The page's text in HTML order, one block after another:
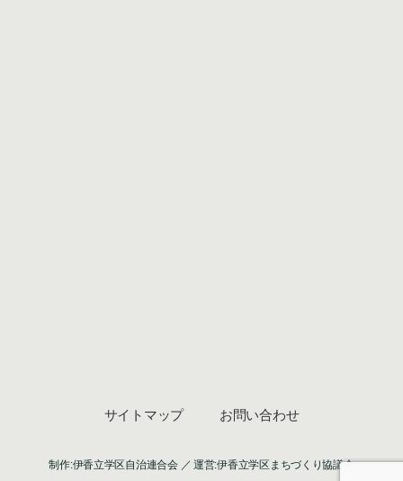
サイトマップ お問い合わせ
制作:伊香立学区自治連合会 ／ 運営:伊香立学区まちづくり協議会